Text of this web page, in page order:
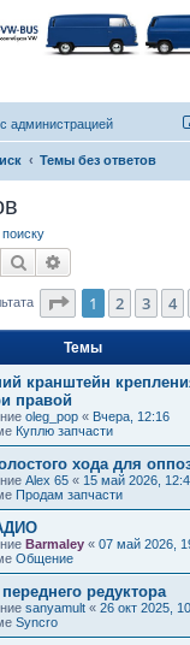
администрацией
Темы без ответов
Поиск
Страница из
1 2 3 4
Темы
кранштейн
правой
oleg_pop « Вчера, 12:16
Куплю запчасти
хода для
Alex 65 « 15 май 2026,
Продам запчасти
Barmaley « 07 май 2026,
Общение
редуктора
sanyamult « 26 окт 2025,
Syncro